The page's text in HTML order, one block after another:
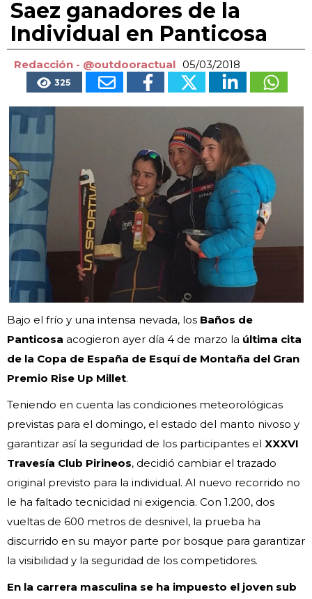
Saez ganadores de la
Individual en Panticosa
Redacción - @outdooractual 05/03/2018
325
Bajo el frío y una intensa nevada, los Baños de
Panticosa acogieron ayer día 4 de marzo la última cita
de la Copa de España de Esquí de Montaña del Gran
Premio Rise Up Millet.
Teniendo en cuenta las condiciones meteorológicas
previstas para el domingo, el estado del manto nivoso y
garantizar así la seguridad de los participantes el XXXVI
Travesía Club Pirineos, decidió cambiar el trazado
original previsto para la individual. Al nuevo recorrido no
le ha faltado tecnicidad ni exigencia. Con 1.200, dos
vueltas de 600 metros de desnivel, la prueba ha
discurrido en su mayor parte por bosque para garantizar
la visibilidad y la seguridad de los competidores.
En la carrera masculina se ha impuesto el joven sub